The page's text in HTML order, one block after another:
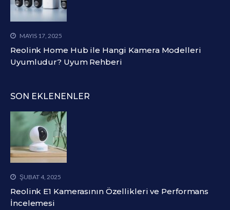
MAYIS 17, 2025
Reolink Home Hub ile Hangi Kamera Modelleri
Uyumludur? Uyum Rehberi
SON EKLENENLER
ŞUBAT 4, 2025
Reolink E1 Kamerasının Özellikleri ve Performans
İncelemesi